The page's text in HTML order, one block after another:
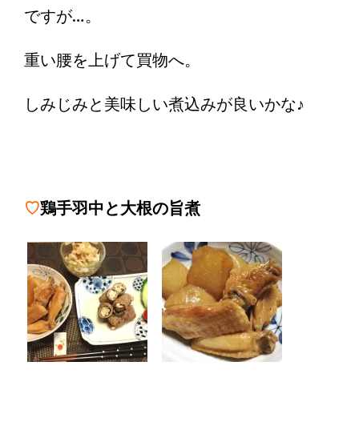
ですが…。
重い腰を上げて買物へ。
しみじみと美味しい煮込みが良いかな♪
♡鶏手羽中と大根の旨煮